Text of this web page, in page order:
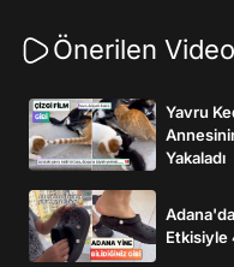
Önerilen
Yavru
Yakaladı
Etkisiyle